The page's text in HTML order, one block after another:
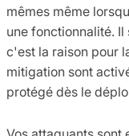
mêmes même
une fonctionnalité.
c'est la raison pour
mitigation sont
protégé dès le